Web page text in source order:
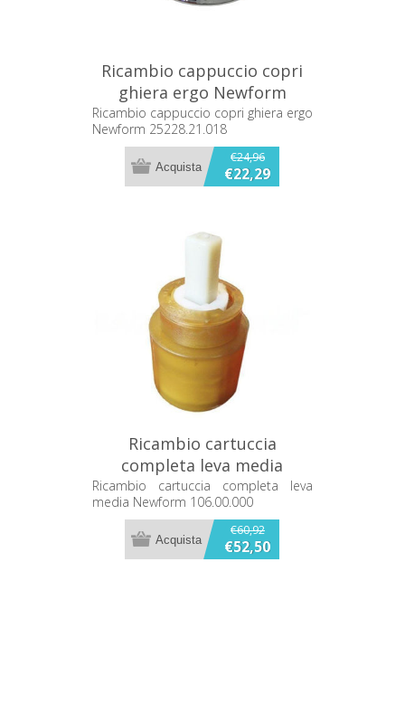
Ricambio cappuccio copri
ghiera ergo Newform
25228.21.018
Ricambio cappuccio copri ghiera ergo
Newform 25228.21.018
€24,96
€22,29
Ricambio cartuccia
completa leva media
Newform 106.00.000
Ricambio cartuccia completa leva
media Newform 106.00.000
€60,92
€52,50